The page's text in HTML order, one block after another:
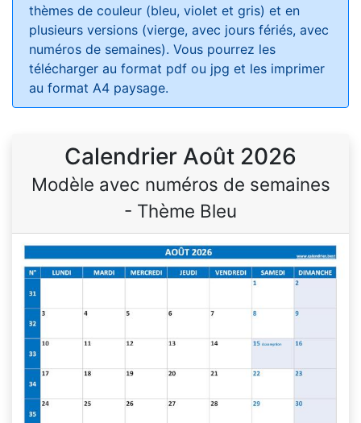
thèmes de couleur (bleu, violet et gris) et en
plusieurs versions (vierge, avec jours fériés, avec
numéros de semaines). Vous pourrez les
télécharger au format pdf ou jpg et les imprimer
au format A4 paysage.
Calendrier Août 2026
Modèle avec numéros de semaines
- Thème Bleu